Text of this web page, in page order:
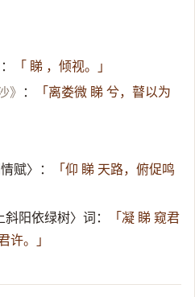
：
「 睇 ，倾视。」
》
：
「离娄微 睇 兮，瞽以为
赋〉：
「仰 睇 天路，俯促鸣
斜阳依绿树〉词：
「凝 睇 窥君
许。」